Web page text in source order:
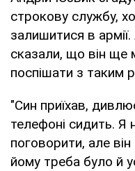
строкову службу,
залишитися в
сказали, що він ще
поспішати з таким
"Син приїхав,
телефоні сидить. Я
поговорити, але
йому треба було й